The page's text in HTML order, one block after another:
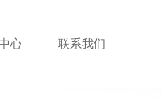
心 联系我们